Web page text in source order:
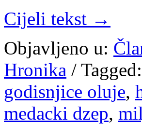
Cijeli tekst →
Objavljeno u:
Hronika / Tagged:
godisnjice oluje,
medacki dzep,